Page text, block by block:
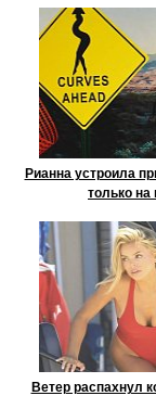
Рианна устроила
только на
Ветер распахнул